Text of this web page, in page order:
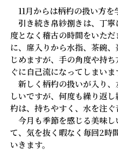
11月からは柄杓の扱い方を
引き続き帛紗捌きは、丁
度となく稽古の時間をいた
に、席入りから水指、茶碗
じめますが、手の角度や持
ぐに自己流になってしまいま
新しく柄杓の扱いが入り
しいですが、何度も繰り返
杓は、持ちやすく、水を注ぐ
今月も季節を感じる美味
て、気を抜く暇なく毎回2時
いきます。